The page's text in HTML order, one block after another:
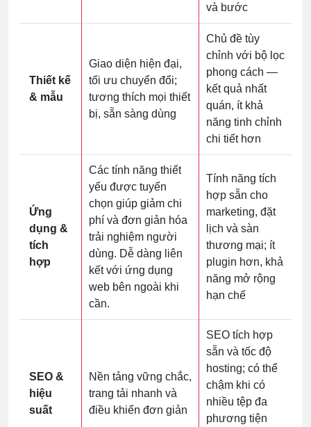
và bước
Thiết kế
& mẫu
Giao diện hiện đại,
tối ưu chuyển đổi;
tương thích mọi thiết
bị, sẵn sàng dùng
Chủ đề tùy
chỉnh với bộ lọc
phong cách —
kết quả nhất
quán, ít khả
năng tinh chỉnh
chi tiết hơn
Ứng
dụng &
tích
hợp
Các tính năng thiết
yếu được tuyển
chọn giúp giảm chi
phí và đơn giản hóa
trải nghiệm người
dùng. Dễ dàng liên
kết với ứng dụng
web bên ngoài khi
cần.
Tính năng tích
hợp sẵn cho
marketing, đặt
lịch và sàn
thương mại; ít
plugin hơn, khả
năng mở rộng
hạn chế
SEO &
hiệu
suất
Nền tảng vững chắc,
trang tải nhanh và
điều khiển đơn giản
SEO tích hợp
sẵn và tốc độ
hosting; có thể
chậm khi có
nhiều tệp đa
phương tiện